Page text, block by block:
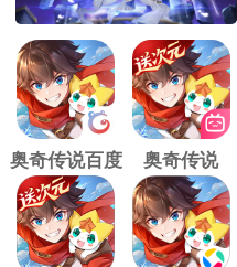
奥奇传说百度
版
奥奇传说
bilibili版